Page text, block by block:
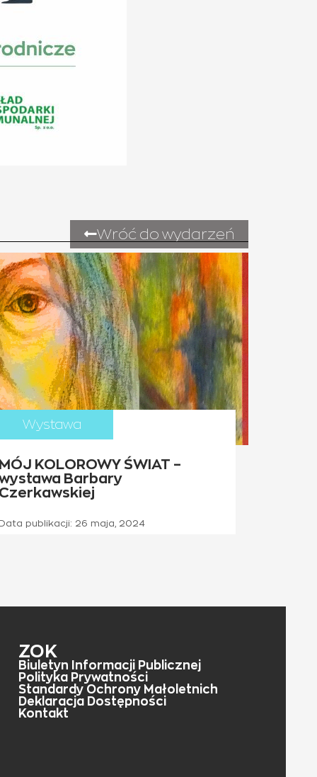
Wróć do wydarzeń
Wystawa
KOLOROWY ŚWIAT –
Barbary
publikacji: 26 maja, 2024
ZOK
Biuletyn Informacji Publicznej
Polityka Prywatności
Standardy Ochrony Małoletnich
Deklaracja Dostępności
Kontakt